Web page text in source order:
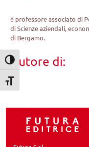
Attiva/disattiva alto
Attiva/disattiva
è professore associato di
di Scienze aziendali,
di Bergamo.
Autore di: